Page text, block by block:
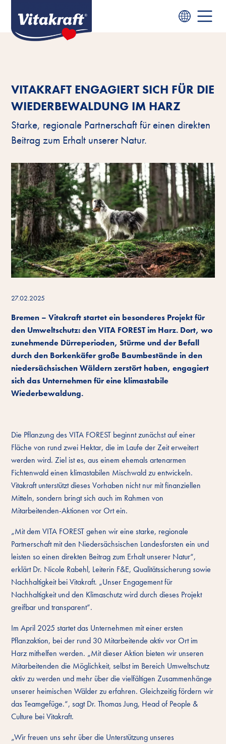
VITAKRAFT ENGAGIERT SICH FÜR DIE
WIEDERBEWALDUNG IM HARZ
Starke, regionale Partnerschaft für einen direkten
Beitrag zum Erhalt unserer Natur.
27.02.2025
Bremen – Vitakraft startet ein besonderes Projekt für
den Umweltschutz: den VITA FOREST im Harz. Dort, wo
zunehmende Dürreperioden, Stürme und der Befall
durch den Borkenkäfer große Baumbestände in den
niedersächsischen Wäldern zerstört haben, engagiert
sich das Unternehmen für eine klimastabile
Wiederbewaldung.
Die Pflanzung des VITA FOREST beginnt zunächst auf einer
Fläche von rund zwei Hektar, die im Laufe der Zeit erweitert
werden wird. Ziel ist es, aus einem ehemals artenarmen
Fichtenwald einen klimastabilen Mischwald zu entwickeln.
Vitakraft unterstützt dieses Vorhaben nicht nur mit finanziellen
Mitteln, sondern bringt sich auch im Rahmen von
Mitarbeitenden-Aktionen vor Ort ein.
„Mit dem VITA FOREST gehen wir eine starke, regionale
Partnerschaft mit den Niedersächsischen Landesforsten ein und
leisten so einen direkten Beitrag zum Erhalt unserer Natur“,
erklärt Dr. Nicole Rabehl, Leiterin F&E, Qualitätssicherung sowie
Nachhaltigkeit bei Vitakraft. „Unser Engagement für
Nachhaltigkeit und den Klimaschutz wird durch dieses Projekt
greifbar und transparent“.
Im April 2025 startet das Unternehmen mit einer ersten
Pflanzaktion, bei der rund 30 Mitarbeitende aktiv vor Ort im
Harz mithelfen werden. „Mit dieser Aktion bieten wir unseren
Mitarbeitenden die Möglichkeit, selbst im Bereich Umweltschutz
aktiv zu werden und mehr über die vielfältigen Zusammenhänge
unserer heimischen Wälder zu erfahren. Gleichzeitig fördern wir
das Teamgefüge.“, sagt Dr. Thomas Jung, Head of People &
Culture bei Vitakraft.
„Wir freuen uns sehr über die Unterstützung unseres